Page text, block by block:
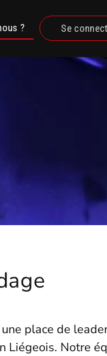
? Se
place de
Liégeois. Notre